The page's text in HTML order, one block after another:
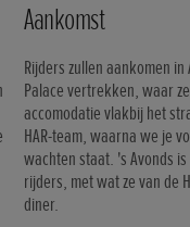
Aankomst
Rijders zullen aankomen
Palace vertrekken, waar
accomodatie vlakbij het
HAR-team, waarna we je
wachten staat. 's Avonds
rijders, met wat ze van de
diner.